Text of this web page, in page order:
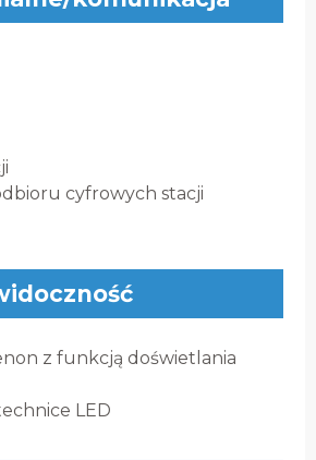
cyfrowych stacji
z funkcją doświetlania
LED